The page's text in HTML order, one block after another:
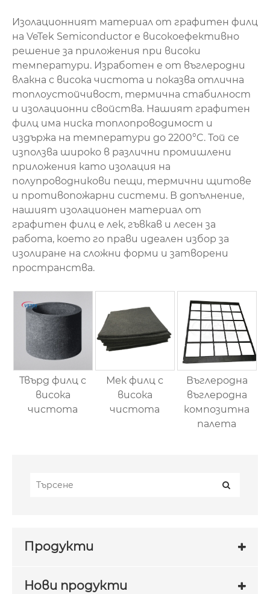
Изолационният материал от графитен филц
на VeTek Semiconductor е високоефективно
решение за приложения при високи
температури. Изработен е от въглеродни
влакна с висока чистота и показва отлична
топлоустойчивост, термична стабилност
и изолационни свойства. Нашият графитен
филц има ниска топлопроводимост и
издържа на температури до 2200°C. Той се
използва широко в различни промишлени
приложения като изолация на
полупроводникови пещи, термични щитове
и противопожарни системи. В допълнение,
нашият изолационен материал от
графитен филц е лек, гъвкав и лесен за
работа, което го прави идеален избор за
изолиране на сложни форми и затворени
пространства.
Твърд филц с
висока
чистота
Мек филц с
висока
чистота
Въглеродна
въглеродна
композитна
палета
Продукти
Нови продукти